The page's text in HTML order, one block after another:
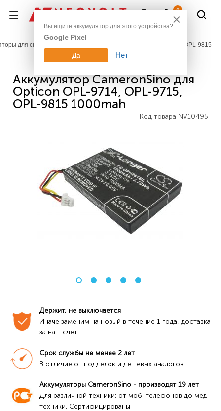
0
для сканеров штрих-кодов и терминалов OPL-9815
Аккумулятор CameronSino для
Opticon OPL-9714, OPL-9715,
OPL-9815 1000mah
Код товара NV10495
Держит, не выключается
Иначе заменим на новый в течение 1 года, доставка
за наш счёт
Срок службы не менее 2 лет
В отличие от подделок и дешевых аналогов
Аккумуляторы CameronSino - производят 19 лет
Для различной техники: от моб. телефонов до мед.
техники. Сертифицированы.
×
Вы ищите аккумулятор для этого устройства?
Google Pixel
Да Нет